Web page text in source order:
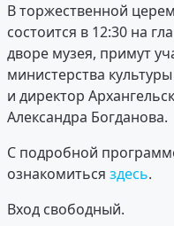
В торжественной
состоится в 12:30 на
дворе музея, примут
министерства
и директор
Александра Богданова.
С подробной
ознакомиться здесь.
Вход свободный.